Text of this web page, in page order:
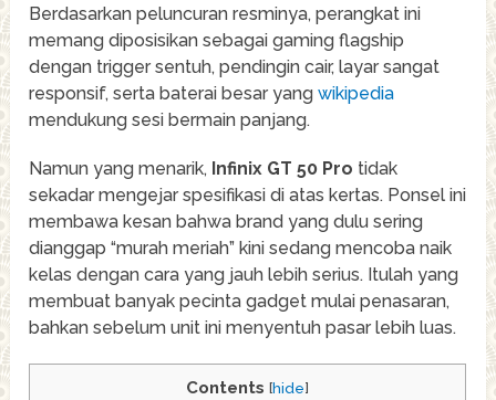
Berdasarkan peluncuran resminya, perangkat ini
memang diposisikan sebagai gaming flagship
dengan trigger sentuh, pendingin cair, layar sangat
responsif, serta baterai besar yangwikipedia
mendukung sesi bermain panjang.
Namun yang menarik, Infinix GT 50 Pro tidak
sekadar mengejar spesifikasi di atas kertas. Ponsel ini
membawa kesan bahwa brand yang dulu sering
dianggap “murah meriah” kini sedang mencoba naik
kelas dengan cara yang jauh lebih serius. Itulah yang
membuat banyak pecinta gadget mulai penasaran,
bahkan sebelum unit ini menyentuh pasar lebih luas.
Contents [hide]